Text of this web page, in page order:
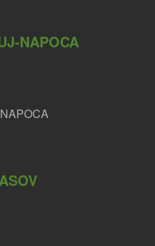
NAPOCA